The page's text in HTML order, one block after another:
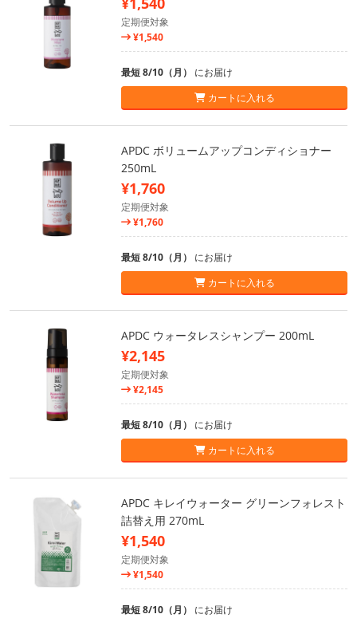
定期便対象
¥1,540
最短 8/10（月） にお届け
カートに入れる
APDC ボリュームアップコンディショナー
250mL
¥1,760
定期便対象
¥1,760
最短 8/10（月） にお届け
カートに入れる
APDC ウォータレスシャンプー 200mL
¥2,145
定期便対象
¥2,145
最短 8/10（月） にお届け
カートに入れる
APDC キレイウォーター グリーンフォレスト
詰替え用 270mL
¥1,540
定期便対象
¥1,540
最短 8/10（月） にお届け